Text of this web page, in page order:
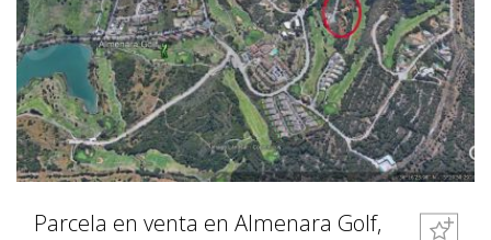
Parcela en venta en Almenara Golf,